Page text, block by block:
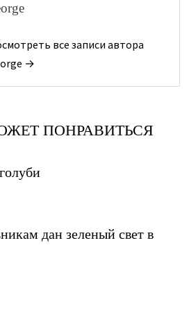
все записи автора
→
ПОНРАВИТЬСЯ
дан зеленый свет в